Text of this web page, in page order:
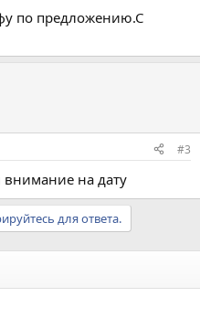
по предложению.С
#3
на дату
для ответа.